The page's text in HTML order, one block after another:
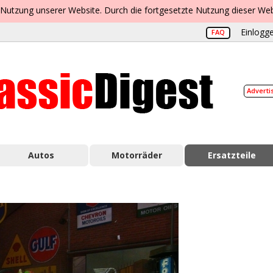
unserer Website. Durch die fortgesetzte Nutzung dieser
FAQ
Autos Motorräder Ersatzteile